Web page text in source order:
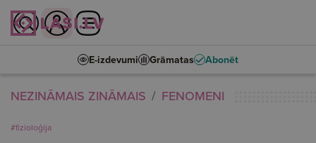
E-izdevumi Grāmatas Abonēt
NEZINĀMAIS ZINĀMAIS FENOMENI
#fizioloģija